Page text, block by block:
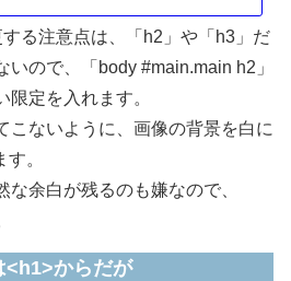
る注意点は、「h2」や「h3」だ
いので、「body #main.main h2」
定を入れます。
ないように、画像の背景を白に
。
余白が残るのも嫌なので、
からだが